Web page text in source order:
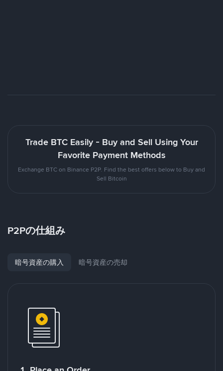
Trade BTC Easily - Buy and Sell Using Your
Favorite Payment Methods
Exchange BTC on Binance P2P. Find the best offers below to Buy and
Sell Bitcoin
P2Pの仕組み
暗号資産の購入 暗号資産の売却